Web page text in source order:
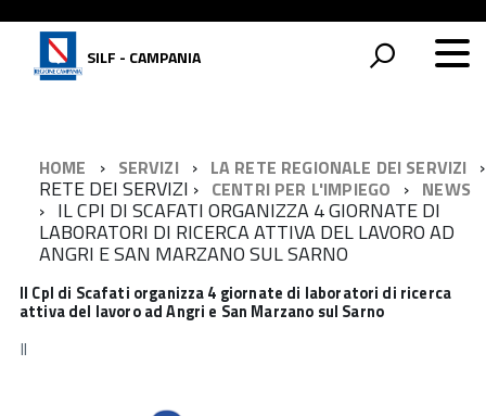
SILF - CAMPANIA
HOME SERVIZI LA RETE REGIONALE DEI SERVIZI
RETE DEI SERVIZI CENTRI PER L'IMPIEGO NEWS
IL CPI DI SCAFATI ORGANIZZA 4 GIORNATE DI
LABORATORI DI RICERCA ATTIVA DEL LAVORO AD
ANGRI E SAN MARZANO SUL SARNO
Il CpI di Scafati organizza 4 giornate di laboratori di ricerca
attiva del lavoro ad Angri e San Marzano sul Sarno
Il